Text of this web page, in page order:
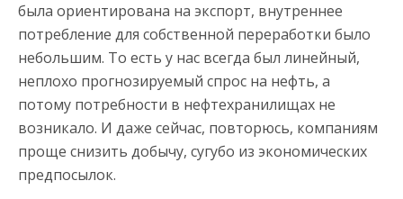
была ориентирована на экспорт, внутреннее
потребление для собственной переработки было
небольшим. То есть у нас всегда был линейный,
неплохо прогнозируемый спрос на нефть, а
потому потребности в нефтехранилищах не
возникало. И даже сейчас, повторюсь, компаниям
проще снизить добычу, сугубо из экономических
предпосылок.